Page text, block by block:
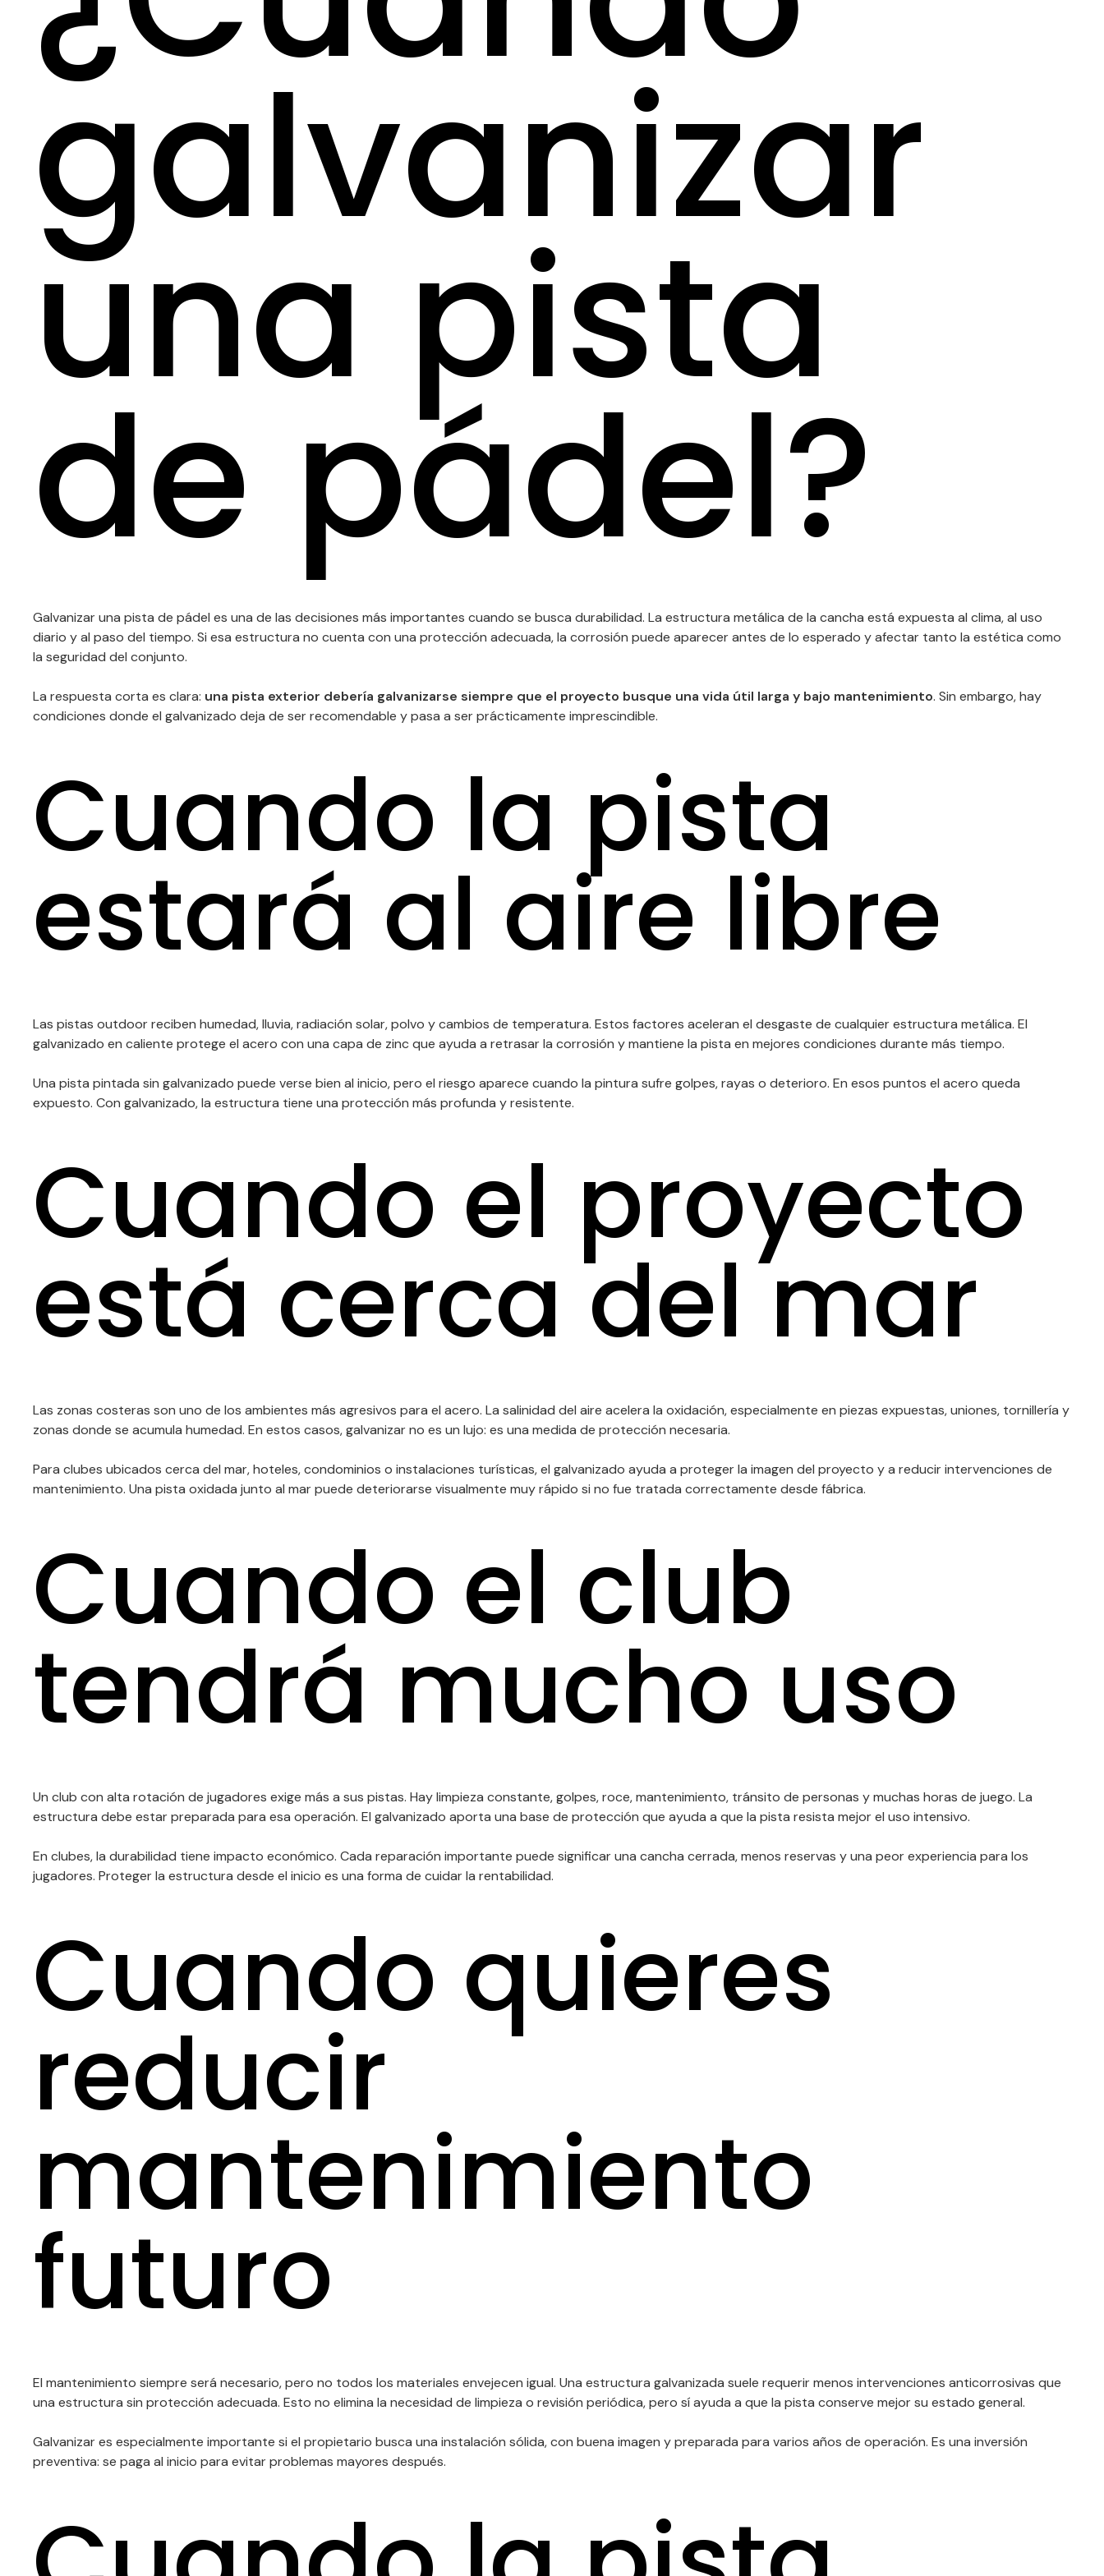
galvanizar
una pista
de pádel?
Galvanizar una pista de pádel es una de las decisiones más importantes cuando se busca durabilidad. La estructura metálica de la cancha está expuesta al clima, al uso
diario y al paso del tiempo. Si esa estructura no cuenta con una protección adecuada, la corrosión puede aparecer antes de lo esperado y afectar tanto la estética como
la seguridad del conjunto.
La respuesta corta es clara: una pista exterior debería galvanizarse siempre que el proyecto busque una vida útil larga y bajo mantenimiento. Sin embargo, hay
condiciones donde el galvanizado deja de ser recomendable y pasa a ser prácticamente imprescindible.
Cuando la pista
estará al aire libre
Las pistas outdoor reciben humedad, lluvia, radiación solar, polvo y cambios de temperatura. Estos factores aceleran el desgaste de cualquier estructura metálica. El
galvanizado en caliente protege el acero con una capa de zinc que ayuda a retrasar la corrosión y mantiene la pista en mejores condiciones durante más tiempo.
Una pista pintada sin galvanizado puede verse bien al inicio, pero el riesgo aparece cuando la pintura sufre golpes, rayas o deterioro. En esos puntos el acero queda
expuesto. Con galvanizado, la estructura tiene una protección más profunda y resistente.
Cuando el proyecto
está cerca del mar
Las zonas costeras son uno de los ambientes más agresivos para el acero. La salinidad del aire acelera la oxidación, especialmente en piezas expuestas, uniones, tornillería y
zonas donde se acumula humedad. En estos casos, galvanizar no es un lujo: es una medida de protección necesaria.
Para clubes ubicados cerca del mar, hoteles, condominios o instalaciones turísticas, el galvanizado ayuda a proteger la imagen del proyecto y a reducir intervenciones de
mantenimiento. Una pista oxidada junto al mar puede deteriorarse visualmente muy rápido si no fue tratada correctamente desde fábrica.
Cuando el club
tendrá mucho uso
Un club con alta rotación de jugadores exige más a sus pistas. Hay limpieza constante, golpes, roce, mantenimiento, tránsito de personas y muchas horas de juego. La
estructura debe estar preparada para esa operación. El galvanizado aporta una base de protección que ayuda a que la pista resista mejor el uso intensivo.
En clubes, la durabilidad tiene impacto económico. Cada reparación importante puede significar una cancha cerrada, menos reservas y una peor experiencia para los
jugadores. Proteger la estructura desde el inicio es una forma de cuidar la rentabilidad.
Cuando quieres
reducir
mantenimiento
futuro
El mantenimiento siempre será necesario, pero no todos los materiales envejecen igual. Una estructura galvanizada suele requerir menos intervenciones anticorrosivas que
una estructura sin protección adecuada. Esto no elimina la necesidad de limpieza o revisión periódica, pero sí ayuda a que la pista conserve mejor su estado general.
Galvanizar es especialmente importante si el propietario busca una instalación sólida, con buena imagen y preparada para varios años de operación. Es una inversión
preventiva: se paga al inicio para evitar problemas mayores después.